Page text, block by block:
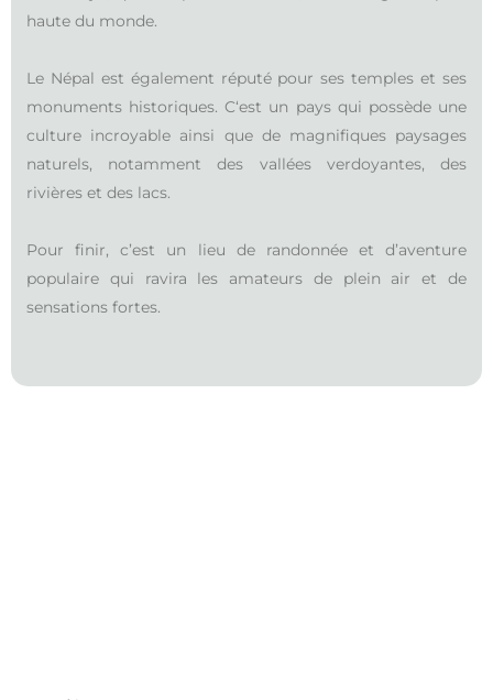
haute du monde.
Le Népal est également réputé pour ses temples et ses
monuments historiques. C‘est un pays qui possède une
culture incroyable ainsi que de magnifiques paysages
naturels, notamment des vallées verdoyantes, des
rivières et des lacs.
Pour finir, c’est un lieu de randonnée et d’aventure
populaire qui ravira les amateurs de plein air et de
sensations fortes.